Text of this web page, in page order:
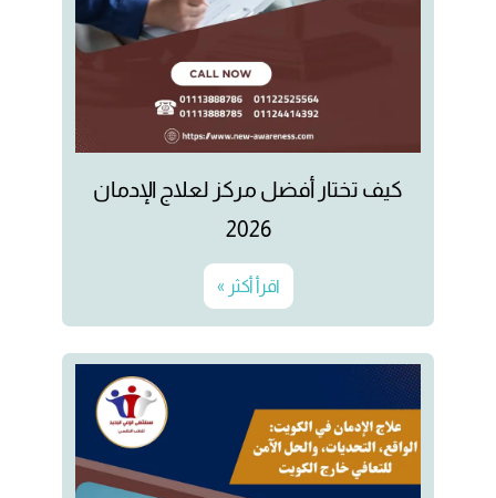
كيف تختار أفضل مركز لعلاج الإدمان
2026
اقرأ أكثر »